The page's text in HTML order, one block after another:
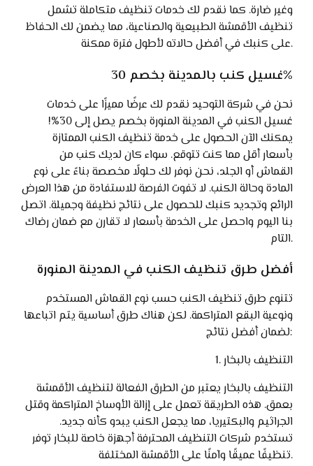
وغير ضارة. كما نقدم لك خدمات تنظيف متكاملة تشمل
تنظيف الأقمشة الطبيعية والصناعية، مما يضمن لك الحفاظ
على كنبك في أفضل حالاته لأطول فترة ممكنة.
غسيل كنب بالمدينة بخصم 30%
نحن في شركة التوحيد نقدم لك عرضًا مميزًا على خدمات
غسيل الكنب في المدينة المنورة بخصم يصل إلى 30%!
يمكنك الآن الحصول على خدمة تنظيف الكنب الممتازة
بأسعار أقل مما كنت تتوقع. سواء كان لديك كنب من
القماش أو الجلد، نحن نوفر لك حلولًا مخصصة بناءً على نوع
المادة وحالة الكنب. لا تفوت الفرصة للاستفادة من هذا العرض
الرائع وتجديد كنبك للحصول على نتائج نظيفة وجميلة. اتصل
بنا اليوم واحصل على الخدمة بأسعار لا تقارن مع ضمان رضاك
التام.
أفضل طرق تنظيف الكنب في المدينة المنورة
تتنوع طرق تنظيف الكنب حسب نوع القماش المستخدم
ونوعية البقع المتراكمة. لكن هناك طرق أساسية يتم اتباعها
لضمان أفضل نتائج:
1. التنظيف بالبخار
التنظيف بالبخار يعتبر من الطرق الفعالة لتنظيف الأقمشة
بعمق. هذه الطريقة تعمل على إزالة الأوساخ المتراكمة وقتل
الجراثيم والبكتيريا، مما يجعل الكنب يبدو كأنه جديد.
تستخدم شركات التنظيف المحترفة أجهزة خاصة للبخار توفر
تنظيفًا عميقًا وآمنًا على الأقمشة المختلفة.